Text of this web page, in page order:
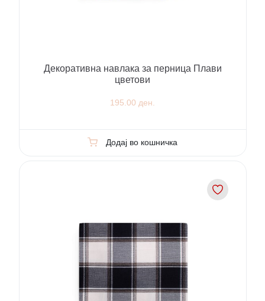
Декоративна навлака за перница Плави
цветови
195.00 ден.
Додај во кошничка